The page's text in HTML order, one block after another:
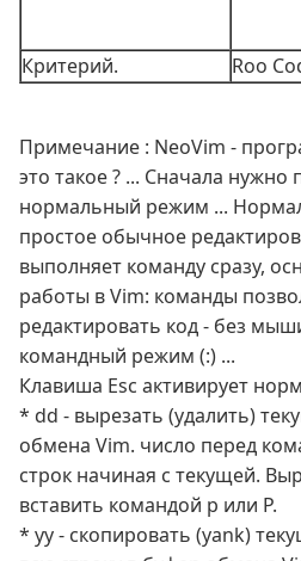
Критерий. Roo
Примечание : NeoVim -
это такое ? ... Сначала нужно
нормальный режим ...
простое обычное
выполняет команду сразу,
работы в Vim: команды
редактировать код - без
командный режим (:) ...
Клавиша Esc активирует
* dd - вырезать (удалить)
обмена Vim. число перед
строк начиная с текущей.
вставить командой p или P.
* yy - скопировать (yank)